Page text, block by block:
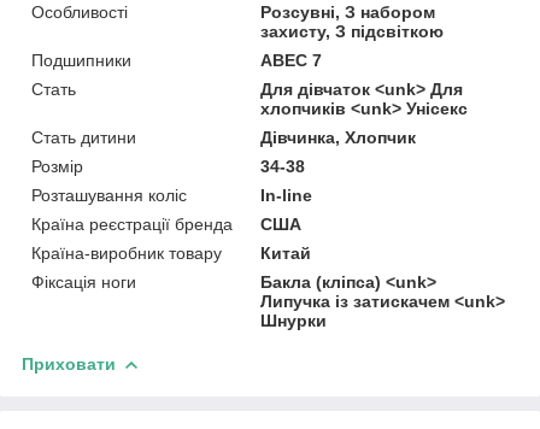
Особливості
Розсувні, З набором
захисту, З підсвіткою
Подшипники
ABEC 7
Стать
Для дівчаток <unk> Для
хлопчиків <unk> Унісекс
Стать дитини
Дівчинка, Хлопчик
Розмір
34-38
Розташування коліс
In-line
Країна реєстрації бренда
США
Країна-виробник товару
Китай
Фіксація ноги
Бакла (кліпса) <unk>
Липучка із затискачем <unk>
Шнурки
Приховати